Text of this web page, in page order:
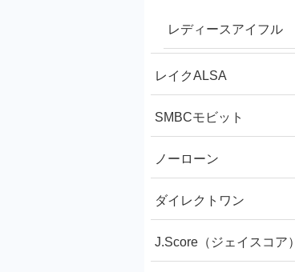
レディースアイフル
レイクALSA
SMBCモビット
ノーローン
ダイレクトワン
J.Score（ジェイスコア）